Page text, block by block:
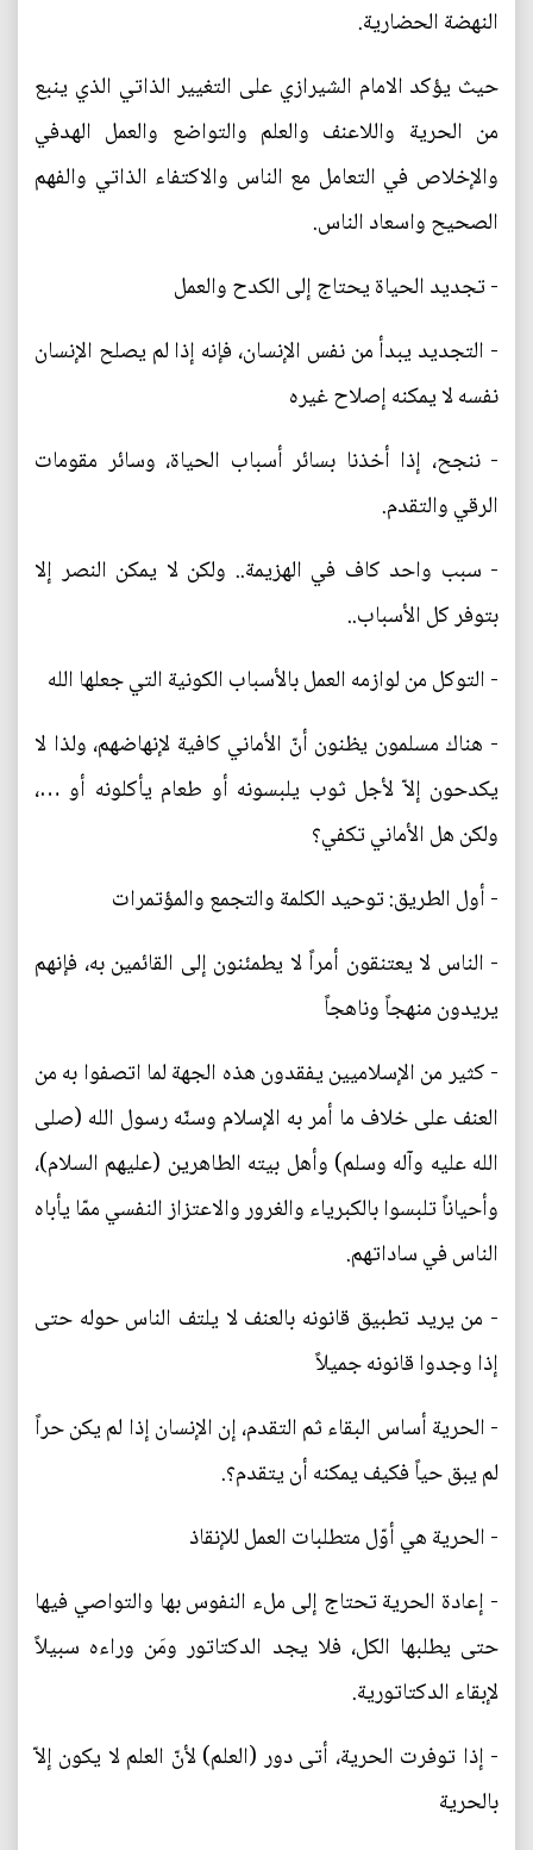
النهضة الحضارية.
حيث يؤكد الامام الشيرازي على التغيير الذاتي الذي ينبع
من الحرية واللاعنف والعلم والتواضع والعمل الهدفي
والإخلاص في التعامل مع الناس والاكتفاء الذاتي والفهم
الصحيح واسعاد الناس.
- تجديد الحياة يحتاج إلى الكدح والعمل
- التجديد يبدأ من نفس الإنسان، فإنه إذا لم يصلح الإنسان
نفسه لا يمكنه إصلاح غيره
- ننجح، إذا أخذنا بسائر أسباب الحياة، وسائر مقومات
الرقي والتقدم.
- سبب واحد كاف في الهزيمة.. ولكن لا يمكن النصر إلا
بتوفر كل الأسباب..
- التوكل من لوازمه العمل بالأسباب الكونية التي جعلها الله
- هناك مسلمون يظنون أنّ الأماني كافية لإنهاضهم، ولذا لا
يكدحون إلاّ لأجل ثوب يلبسونه أو طعام يأكلونه أو …،
ولكن هل الأماني تكفي؟
- أول الطريق: توحيد الكلمة والتجمع والمؤتمرات
- الناس لا يعتنقون أمراً لا يطمئنون إلى القائمين به، فإنهم
يريدون منهجاً وناهجاً
- كثير من الإسلاميين يفقدون هذه الجهة لما اتصفوا به من
العنف على خلاف ما أمر به الإسلام وسنّه رسول الله (صلى
الله عليه وآله وسلم) وأهل بيته الطاهرين (عليهم السلام)،
وأحياناً تلبسوا بالكبرياء والغرور والاعتزاز النفسي ممّا يأباه
الناس في ساداتهم.
- من يريد تطبيق قانونه بالعنف لا يلتف الناس حوله حتى
إذا وجدوا قانونه جميلاً
- الحرية أساس البقاء ثم التقدم، إن الإنسان إذا لم يكن حراً
لم يبق حياً فكيف يمكنه أن يتقدم؟.
- الحرية هي أوّل متطلبات العمل للإنقاذ
- إعادة الحرية تحتاج إلى ملء النفوس بها والتواصي فيها
حتى يطلبها الكل، فلا يجد الدكتاتور ومَن وراءه سبيلاً
لإبقاء الدكتاتورية.
- إذا توفرت الحرية، أتى دور (العلم) لأنّ العلم لا يكون إلاّ
بالحرية